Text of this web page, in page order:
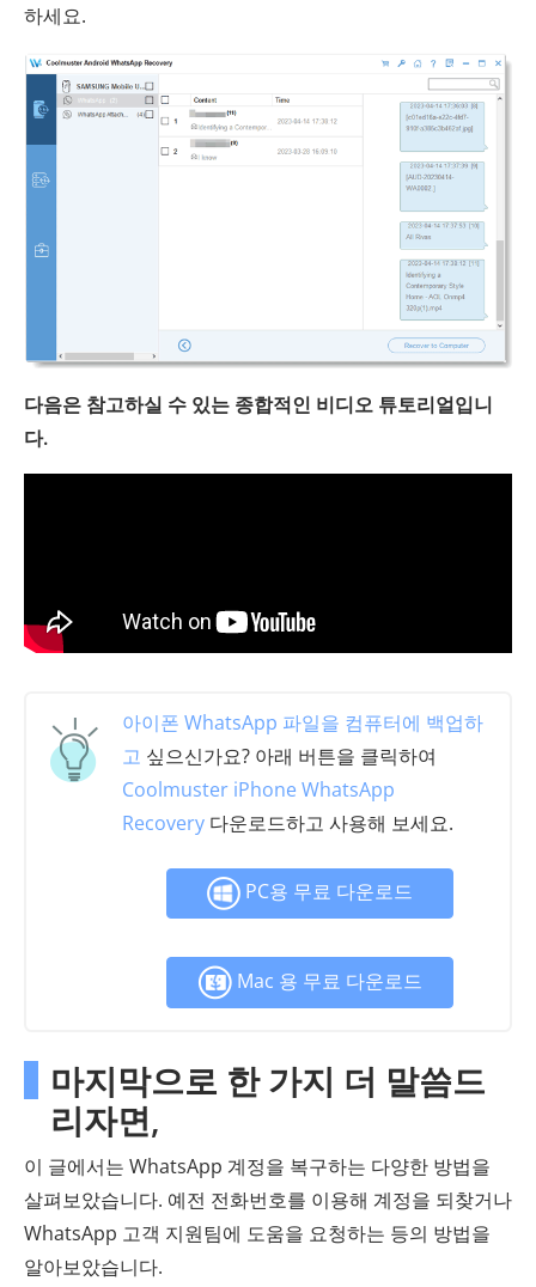
하세요.
다음은 참고하실 수 있는 종합적인 비디오 튜토리얼입니
다.
아이폰 WhatsApp 파일을 컴퓨터에 백업하
고 싶으신가요? 아래 버튼을 클릭하여
Coolmuster iPhone WhatsApp
Recovery 다운로드하고 사용해 보세요.
PC용 무료 다운로드
Mac 용 무료 다운로드
마지막으로 한 가지 더 말씀드
리자면,
이 글에서는 WhatsApp 계정을 복구하는 다양한 방법을
살펴보았습니다. 예전 전화번호를 이용해 계정을 되찾거나
WhatsApp 고객 지원팀에 도움을 요청하는 등의 방법을
알아보았습니다.